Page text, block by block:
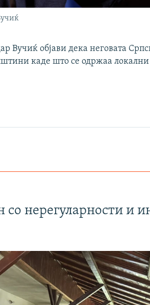
Вучиќ објави дека неговата
каде што се одржаа
со нерегуларности и